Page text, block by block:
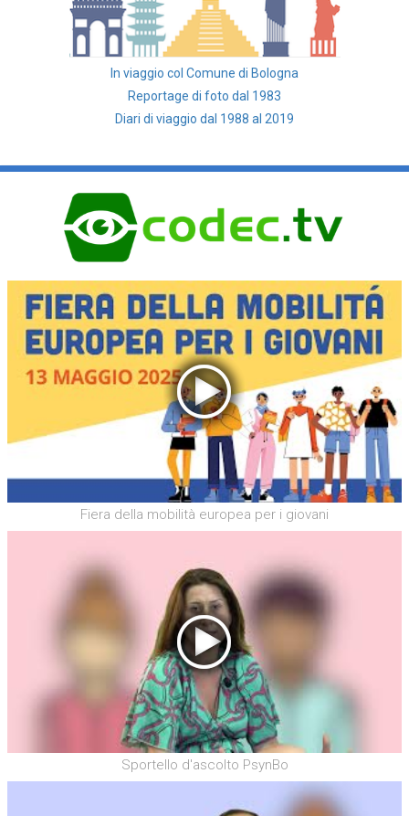
In viaggio col Comune di Bologna
Reportage di foto dal 1983
Diari di viaggio dal 1988 al 2019
Fiera della mobilità europea per i giovani
Sportello d'ascolto PsynBo